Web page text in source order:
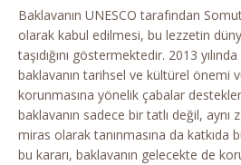
Baklavanın UNESCO tarafından
olarak kabul edilmesi, bu lezzetin
taşıdığını göstermektedir. 2013
baklavanın tarihsel ve kültürel önemi
korunmasına yönelik çabalar
baklavanın sadece bir tatlı değil, aynı
miras olarak tanınmasına da katkıda
bu kararı, baklavanın gelecekte de